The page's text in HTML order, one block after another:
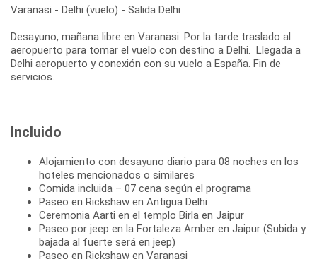
Varanasi - Delhi (vuelo) - Salida Delhi
Desayuno, mañana libre en Varanasi. Por la tarde traslado al
aeropuerto para tomar el vuelo con destino a Delhi. Llegada a
Delhi aeropuerto y conexión con su vuelo a España. Fin de
servicios.
Incluido
Alojamiento con desayuno diario para 08 noches en los
hoteles mencionados o similares
Comida incluida – 07 cena según el programa
Paseo en Rickshaw en Antigua Delhi
Ceremonia Aarti en el templo Birla en Jaipur
Paseo por jeep en la Fortaleza Amber en Jaipur (Subida y
bajada al fuerte será en jeep)
Paseo en Rickshaw en Varanasi